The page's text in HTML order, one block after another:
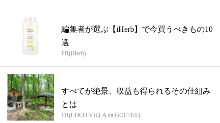
編集者が選ぶ【iHerb】で今買うべきもの10
選
PR(iHerb)
すべてが絶景、収益も得られるその仕組み
とは
PR(COCO VILLA on GOETHE)